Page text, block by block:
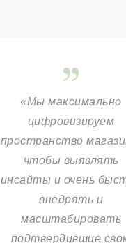
«Мы максимально
цифровизируем
пространство
чтобы выявлять
инсайты и очень
внедрять и
масштабировать
подтвердившие